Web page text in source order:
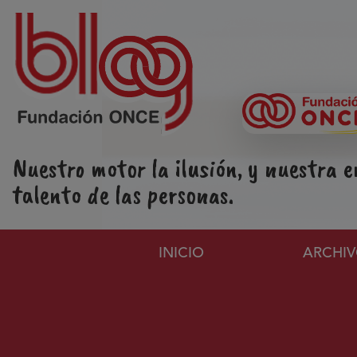
Pasar al contenido principal
Nuestro motor la ilusión, y nuestra
talento de las personas.
Navegación
INICIO